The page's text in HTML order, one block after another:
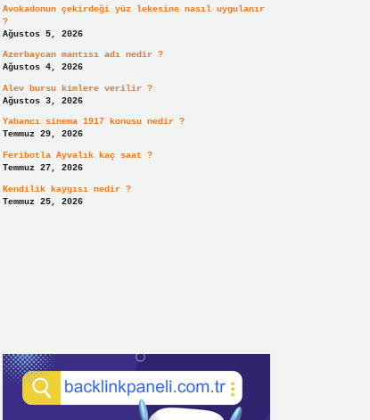
Avokadonun çekirdeği yüz lekesine nasıl uygulanır
?
Ağustos 5, 2026
Azerbaycan mantısı adı nedir ?
Ağustos 4, 2026
Alev bursu kimlere verilir ?
Ağustos 3, 2026
Yabancı sinema 1917 konusu nedir ?
Temmuz 29, 2026
Feribotla Ayvalık kaç saat ?
Temmuz 27, 2026
Kendilik kaygısı nedir ?
Temmuz 25, 2026